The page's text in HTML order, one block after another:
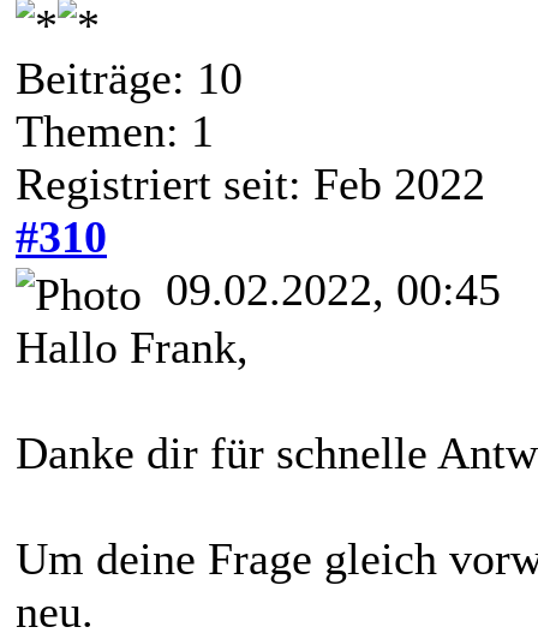
Beiträge: 10
Themen: 1
Registriert seit: Feb 2022
#310
09.02.2022, 00:45
Hallo Frank,
Danke dir für schnelle
Um deine Frage gleich
neu.